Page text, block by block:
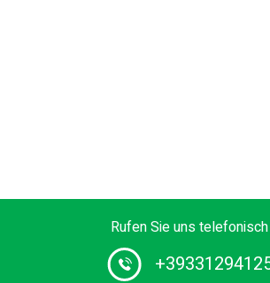
Rufen Sie uns